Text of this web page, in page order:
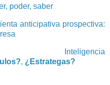
poder, saber
anticipativa prospectiva:
Inteligencia
, ¿Estrategas?